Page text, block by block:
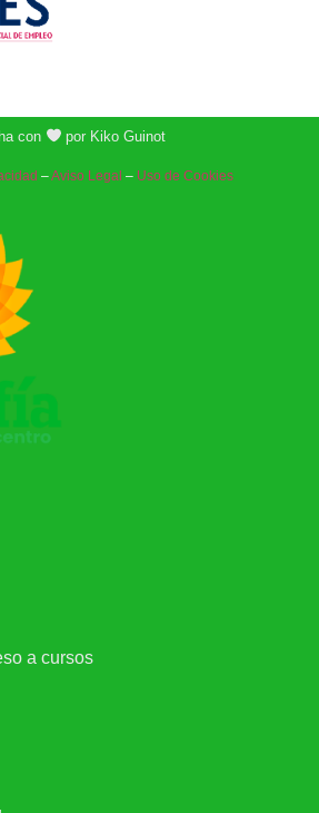
con por Kiko Guinot
–Aviso Legal – Uso de Cookies
a cursos